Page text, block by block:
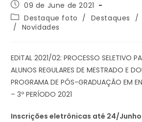
09 de June de 2021
Destaque foto / Destaques /
/ Novidades
EDITAL 2021/02: PROCESSO SELETIVO
ALUNOS REGULARES DE MESTRADO E
PROGRAMA DE PÓS-GRADUAÇÃO EM
– 3º PERÍODO 2021
Inscrições eletrônicas até 24/Junho